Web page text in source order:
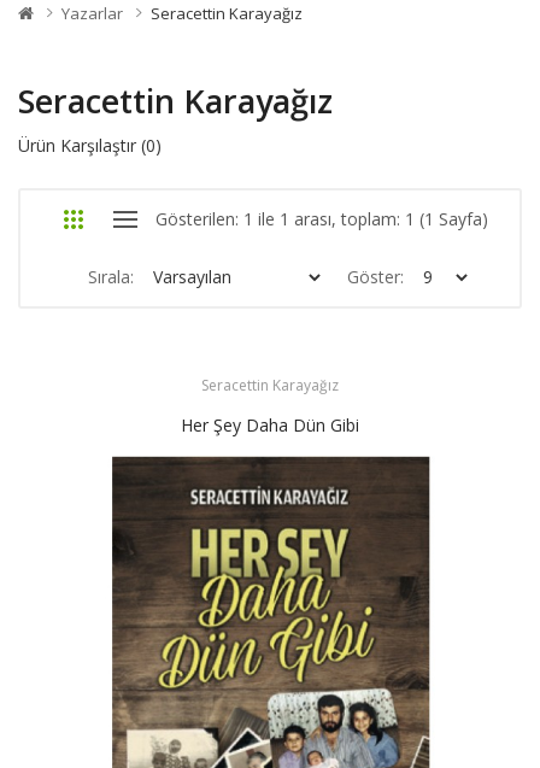
Yazarlar Seracettin Karayağız
Seracettin Karayağız
Ürün Karşılaştır (0)
Gösterilen: 1 ile 1 arası, toplam: 1 (1 Sayfa)
Sırala: Göster:
Seracettin Karayağız
Her Şey Daha Dün Gibi